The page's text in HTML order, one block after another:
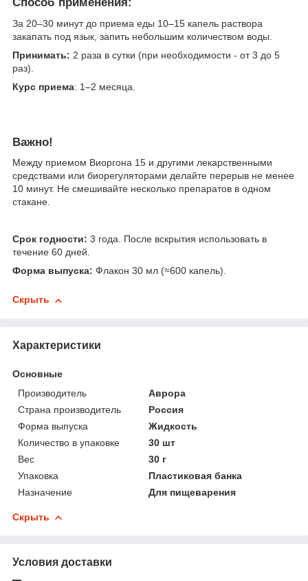
За 20–30 минут до приема еды 10–15 капель раствора
закапать под язык, запить небольшим количеством воды.
​Принимать: 2 раза в сутки (при необходимости - от 3 до 5
раз).
​Курс приема: 1–2 месяца.
Важно!
Между приемом Виоргона 15 и другими лекарственными
средствами или биорегуляторами делайте перерыв не менее
10 минут. Не смешивайте несколько препаратов в одном
стакане.
Срок годности: 3 года. После вскрытия использовать в
течение 60 дней.
Форма выпуска: Флакон 30 мл (≈600 капель).
Скрыть
Характеристики
Основные
Производитель
Аврора
Страна производитель
Россия
Форма выпуска
Жидкость
Количество в упаковке
30 шт
Вес
30 г
Упаковка
Пластиковая банка
Назначение
Для пищеварения
Скрыть
Условия доставки